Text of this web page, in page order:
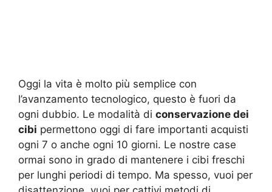
Oggi la vita è molto più semplice con
l’avanzamento tecnologico, questo è fuori da
ogni dubbio. Le modalità di conservazione dei
cibi permettono oggi di fare importanti acquisti
ogni 7 o anche ogni 10 giorni. Le nostre case
ormai sono in grado di mantenere i cibi freschi
per lunghi periodi di tempo. Ma spesso, vuoi per